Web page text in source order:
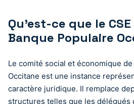
Qu’est-ce que le
Banque Populaire
Le comité social et économique
Occitane est une instance
caractère juridique. Il remplace
structures telles que les délégués